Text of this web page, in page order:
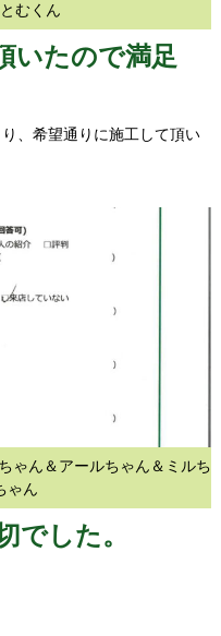
むくん
いたので満足
、希望通りに施工して頂い
ゃん＆アールちゃん＆ミルち
ゃん
でした。